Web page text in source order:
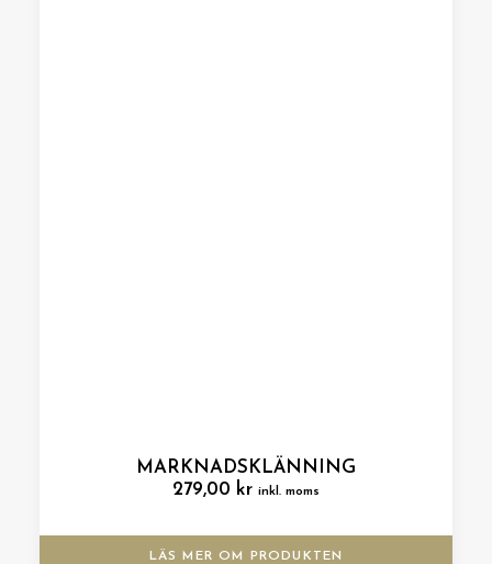
MARKNADSKLÄNNING
279,00 kr inkl. moms
LÄS MER OM PRODUKTEN